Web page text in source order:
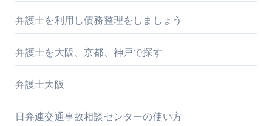
弁護士を利用し債務整理をしましょう
弁護士を大阪、京都、神戸で探す
弁護士大阪
日弁連交通事故相談センターの使い方